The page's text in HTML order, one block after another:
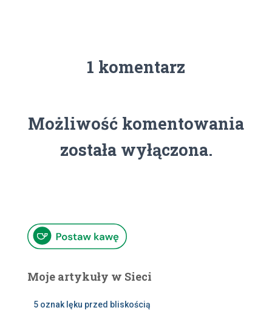
1 komentarz
Możliwość komentowania
została wyłączona.
Moje artykuły w Sieci
5 oznak lęku przed bliskością